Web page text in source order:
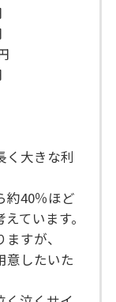
く大きな利
約40％ほど
ています。
すが、
意したいた